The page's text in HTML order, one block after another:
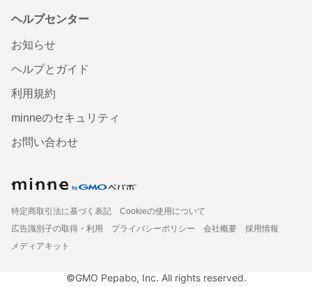
ヘルプセンター
お知らせ
ヘルプとガイド
利用規約
minneのセキュリティ
お問い合わせ
特定商取引法に基づく表記
Cookieの使用について
広告識別子の取得・利用
プライバシーポリシー 会社概要
採用情報
メディアキット
©GMO Pepabo, Inc. All rights reserved.